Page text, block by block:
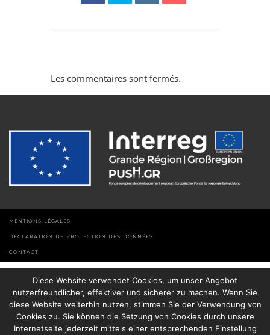
Les commentaires sont fermés.
MENTIONS LÉGALES
DÉCLARATION DE PROTECTION DES DONNÉES
CONTACT
Diese Website verwendet Cookies, um unser Angebot
nutzerfreundlicher, effektiver und sicherer zu machen. Wenn Sie
diese Website weiterhin nutzen, stimmen Sie der Verwendung von
Cookies zu. Sie können die Setzung von Cookies durch unsere
Internetseite jederzeit mittels einer entsprechenden Einstellung